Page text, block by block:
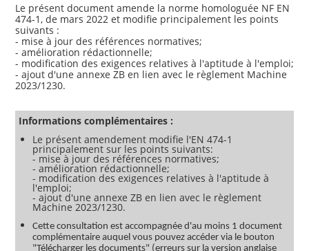
Le présent document amende la norme homologuée NF EN
474-1, de mars 2022 et modifie principalement les points
suivants :
- mise à jour des références normatives;
- amélioration rédactionnelle;
- modification des exigences relatives à l'aptitude à l'emploi;
- ajout d'une annexe ZB en lien avec le règlement Machine
2023/1230.
Informations complémentaires :
Le présent amendement modifie l'EN 474-1
principalement sur les points suivants:
- mise à jour des références normatives;
- amélioration rédactionnelle;
- modification des exigences relatives à l'aptitude à
l'emploi;
- ajout d'une annexe ZB en lien avec le règlement
Machine 2023/1230.
Cette consultation est accompagnée d'au moins 1 document
complémentaire auquel vous pouvez accéder via le bouton
"Télécharger les documents" (erreurs sur la version anglaise